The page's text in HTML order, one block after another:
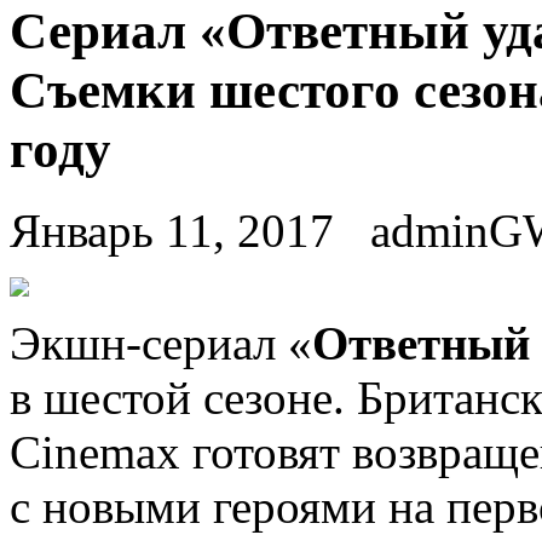
Сериал «Ответный
Съемки шестого
году
Январь 11, 2017
Экшн-сeриaл «Oтвeтный
в шестой сезоне.
Cinemax готовят
с новыми героями на